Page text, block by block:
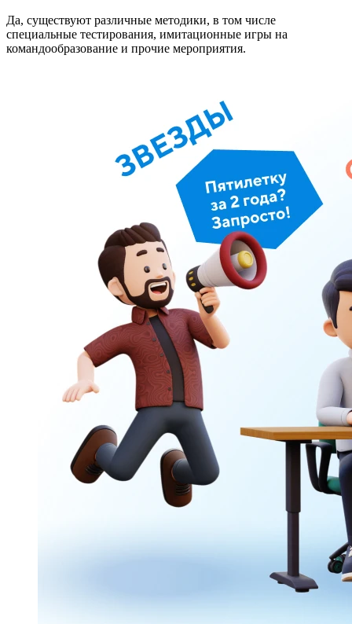
Да, существуют различные методики, в том числе
специальные тестирования, имитационные игры на
командообразование и прочие мероприятия.